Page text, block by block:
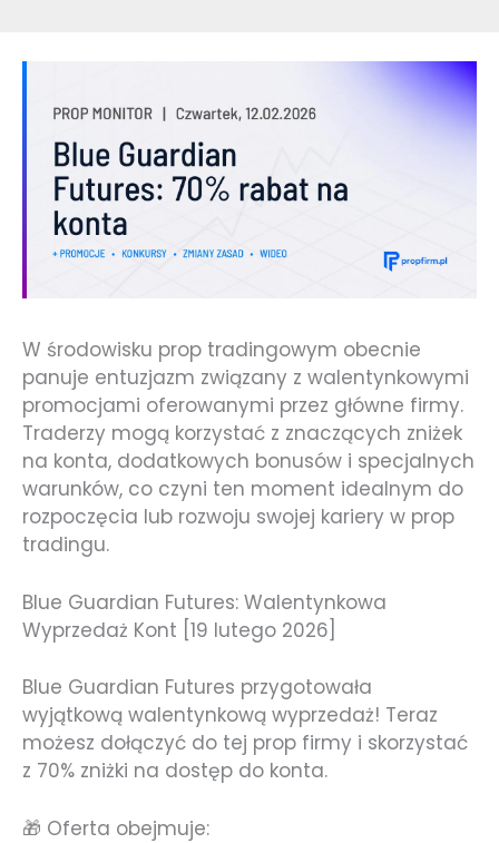
W środowisku prop tradingowym obecnie
panuje entuzjazm związany z walentynkowymi
promocjami oferowanymi przez główne firmy.
Traderzy mogą korzystać z znaczących zniżek
na konta, dodatkowych bonusów i specjalnych
warunków, co czyni ten moment idealnym do
rozpoczęcia lub rozwoju swojej kariery w prop
tradingu.
Blue Guardian Futures: Walentynkowa
Wyprzedaż Kont [19 lutego 2026]
Blue Guardian Futures przygotowała
wyjątkową walentynkową wyprzedaż! Teraz
możesz dołączyć do tej prop firmy i skorzystać
z 70% zniżki na dostęp do konta.
🎁 Oferta obejmuje: